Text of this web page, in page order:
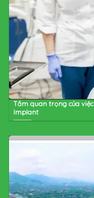
Tầm quan trọng của
Implant